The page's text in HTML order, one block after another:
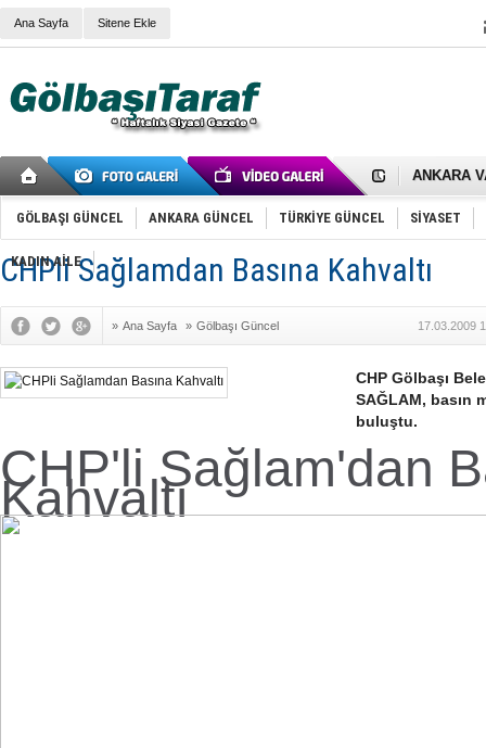
Ana Sayfa Sitene Ekle
Cemal
Samet
FAİZ
OLİMPİK
SÖZ
Mikail
Gölbaşı
İNCEK
GÖLBAŞI GÜNCEL ANKARA GÜNCEL TÜRKİYE GÜNCEL SİYASET
KADIN AİLE
CHPli Sağlamdan Basına Kahvaltı
» Ana Sayfa » Gölbaşı Güncel 17.03.2009
CHP Gölbaşı
SAĞLAM, basın
buluştu.
CHP'li Sağlam'dan
Kahvaltı